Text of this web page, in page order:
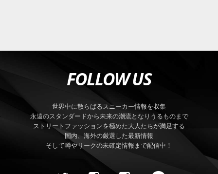
FOLLOW US
世界中に散らばるスニーカー情報を収集
永遠のスタンダードから未来の潮流となりうるものまで
ストリートファッションを極めた大人たちが満足する
国内、海外の厳選した最新情報
そして噂やリークの未確定情報まで配信中！